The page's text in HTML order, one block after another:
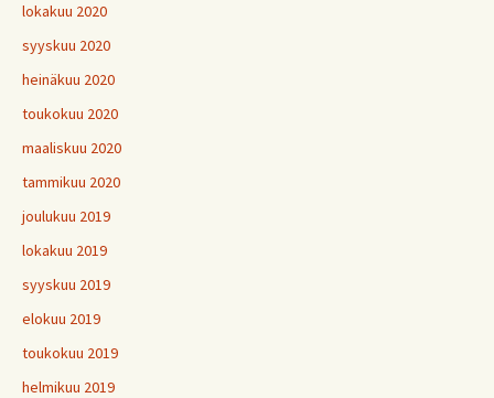
lokakuu 2020
syyskuu 2020
heinäkuu 2020
toukokuu 2020
maaliskuu 2020
tammikuu 2020
joulukuu 2019
lokakuu 2019
syyskuu 2019
elokuu 2019
toukokuu 2019
helmikuu 2019